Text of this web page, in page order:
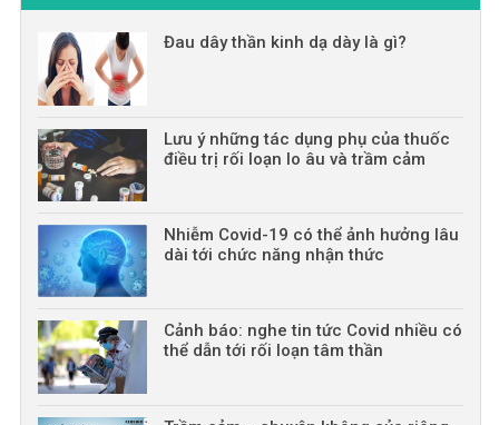
Đau dây thần kinh dạ dày là gì?
Lưu ý những tác dụng phụ của thuốc
điều trị rối loạn lo âu và trầm cảm
Nhiễm Covid-19 có thể ảnh hưởng lâu
dài tới chức năng nhận thức
Cảnh báo: nghe tin tức Covid nhiều có
thể dẫn tới rối loạn tâm thần